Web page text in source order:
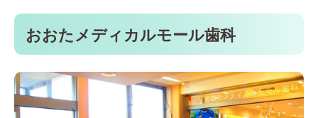
おおたメディカルモール歯科